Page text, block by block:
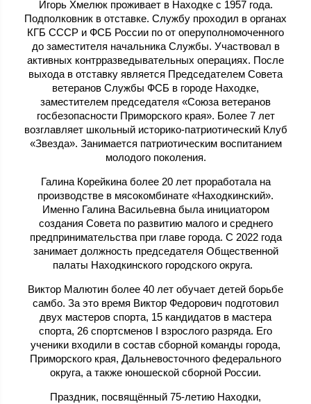
Игорь Хмелюк проживает в Находке с 1957 года.
Подполковник в отставке. Службу проходил в органах
КГБ СССР и ФСБ России по от оперуполномоченного
до заместителя начальника Службы. Участвовал в
активных контрразведывательных операциях. После
выхода в отставку является Председателем Совета
ветеранов Службы ФСБ в городе Находке,
заместителем председателя «Союза ветеранов
госбезопасности Приморского края». Более 7 лет
возглавляет школьный историко-патриотический Клуб
«Звезда». Занимается патриотическим воспитанием
молодого поколения.
Галина Корейкина более 20 лет проработала на
производстве в мясокомбинате «Находкинский».
Именно Галина Васильевна была инициатором
создания Совета по развитию малого и среднего
предпринимательства при главе города. С 2022 года
занимает должность председателя Общественной
палаты Находкинского городского округа.
Виктор Малютин более 40 лет обучает детей борьбе
самбо. За это время Виктор Федорович подготовил
двух мастеров спорта, 15 кандидатов в мастера
спорта, 26 спортсменов I взрослого разряда. Его
ученики входили в состав сборной команды города,
Приморского края, Дальневосточного федерального
округа, а также юношеской сборной России.
Праздник, посвящённый 75-летию Находки,